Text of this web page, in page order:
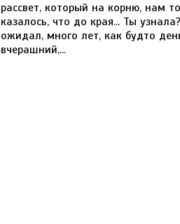
рассвет, который на корню, нам
казалось, что до края... Ты
ожидал, много лет, как будто
вчерашний,...